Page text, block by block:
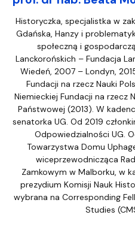
Historyczka, specjalistka w
Gdańska, Hanzy i
społeczną i
Lanckorońskich – Fundacja
Wiedeń, 2007 – Londyn,
Fundacji na rzecz Nauki
Niemieckiej Fundacji na rzecz
Państwowej (2013). W
senatorka UG. Od 2019
Odpowiedzialności UG.
Towarzystwa Domu
wiceprzewodnicząca
Zamkowym w Malborku, w
prezydium Komisji Nauk
wybrana na Corresponding
Studies